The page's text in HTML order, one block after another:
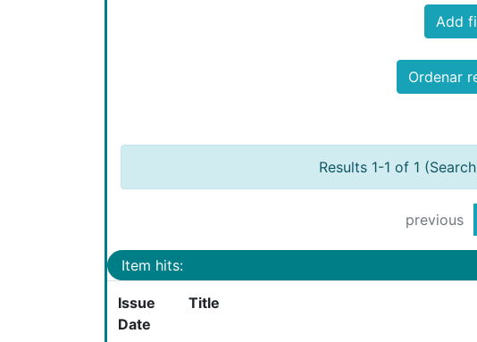
Add
Ordenar
Results 1-1 of 1
previous
Item hits:
Issue
Date
Title